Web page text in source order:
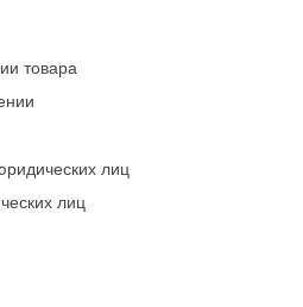
товара
лиц
лиц